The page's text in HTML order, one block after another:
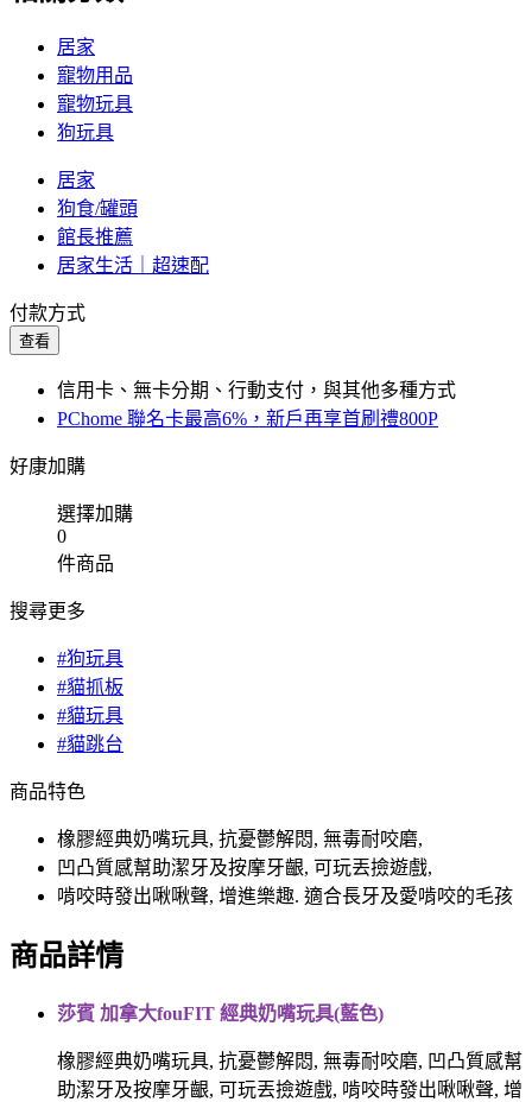
居家
寵物用品
寵物玩具
狗玩具
居家
狗食/罐頭
館長推薦
居家生活｜超速配
付款方式
查看
信用卡、無卡分期、行動支付，與其他多種方式
PChome 聯名卡最高6%，新戶再享首刷禮800P
好康加購
選擇加購
0
件商品
搜尋更多
#狗玩具
#貓抓板
#貓玩具
#貓跳台
商品特色
橡膠經典奶嘴玩具, 抗憂鬱解悶, 無毒耐咬磨,
凹凸質感幫助潔牙及按摩牙齦, 可玩丟撿遊戲,
啃咬時發出啾啾聲, 增進樂趣. 適合長牙及愛啃咬的毛孩
商品詳情
莎賓 加拿大fouFIT 經典奶嘴玩具(藍色)
橡膠經典奶嘴玩具, 抗憂鬱解悶, 無毒耐咬磨, 凹凸質感幫
助潔牙及按摩牙齦, 可玩丟撿遊戲, 啃咬時發出啾啾聲, 增